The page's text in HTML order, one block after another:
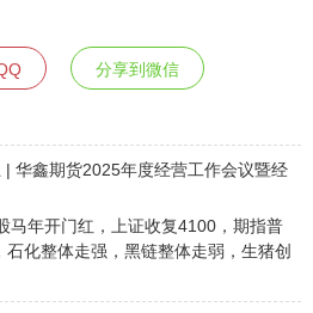
分享到微信
| 华鑫期货2025年度经营工作会议暨经
马年开门红，上证收复4100，期指普
化整体走强，黑链整体走弱，生猪创